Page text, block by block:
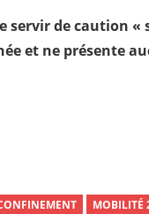
servir de
et ne présente
MOBILITÉ